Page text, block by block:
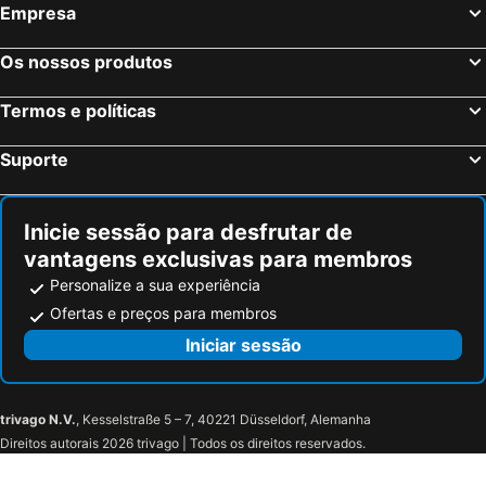
Milão, Lombardia Hotéis
Florença, Toscana Hotéis
Nápoles, Campanha Hotéis
Verona, Veneto Hotéis
Empresa
Os nossos produtos
Termos e políticas
Suporte
Inicie sessão para desfrutar de
vantagens exclusivas para membros
Personalize a sua experiência
Ofertas e preços para membros
Iniciar sessão
trivago N.V., Kesselstraße 5 – 7, 40221 Düsseldorf, Alemanha
Direitos autorais 2026 trivago | Todos os direitos reservados.